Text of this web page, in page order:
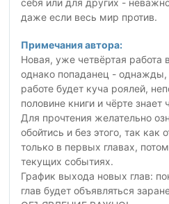
себя или для других -
даже если весь мир против.
Примечания автора:
Новая, уже четвёртая
однако попаданец -
работе будет куча роялей,
половине книги и чёрте знает
Для прочтения желательно
обойтись и без этого, так
только в первых главах,
текущих событиях.
График выхода новых глав:
глав будет объявляться